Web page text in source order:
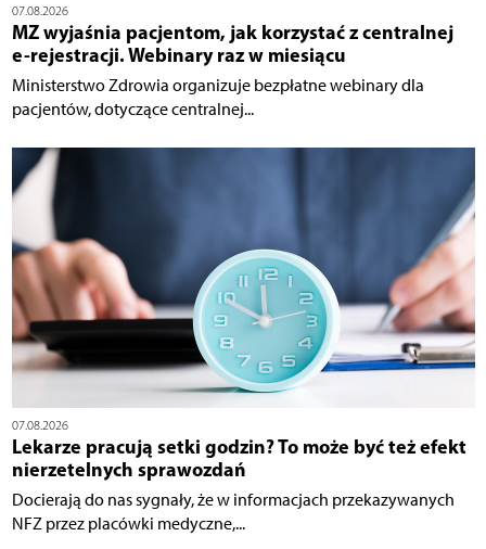
07.08.2026
MZ wyjaśnia pacjentom, jak korzystać z centralnej
e-rejestracji. Webinary raz w miesiącu
Ministerstwo Zdrowia organizuje bezpłatne webinary dla
pacjentów, dotyczące centralnej...
07.08.2026
Lekarze pracują setki godzin? To może być też efekt
nierzetelnych sprawozdań
Docierają do nas sygnały, że w informacjach przekazywanych
NFZ przez placówki medyczne,...